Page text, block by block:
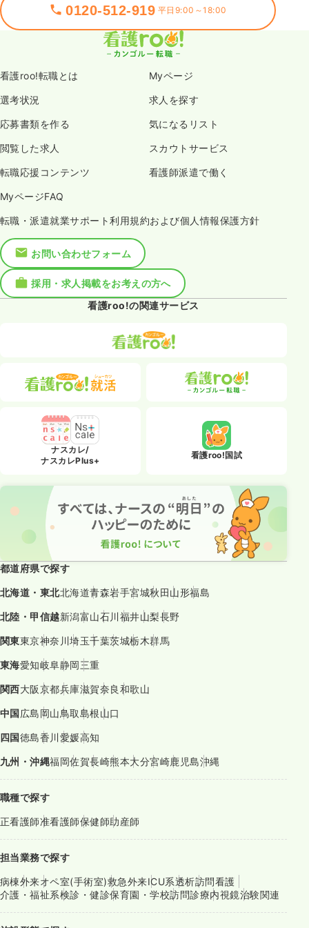
0120-512-919 平日9:00～18:00
看護roo!転職とは Myページ
選考状況 求人を探す
応募書類を作る 気になるリスト
閲覧した求人 スカウトサービス
転職応援コンテンツ 看護師派遣で働く
MyページFAQ
転職・派遣就業サポート利用規約および個人情報保護方針
お問い合わせフォーム
採用・求人掲載をお考えの方へ
看護roo!の関連サービス
ナスカレ/
ナスカレPlus+
看護roo!国試
都道府県で探す
北海道・東北北海道青森岩手宮城秋田山形福島
北陸・甲信越新潟富山石川福井山梨長野
関東東京神奈川埼玉千葉茨城栃木群馬
東海愛知岐阜静岡三重
関西大阪京都兵庫滋賀奈良和歌山
中国広島岡山鳥取島根山口
四国徳島香川愛媛高知
九州・沖縄福岡佐賀長崎熊本大分宮崎鹿児島沖縄
職種で探す
正看護師准看護師保健師助産師
担当業務で探す
病棟外来オペ室(手術室)救急外来ICU系透析訪問看護
介護・福祉系検診・健診保育園・学校訪問診療内視鏡治験関連